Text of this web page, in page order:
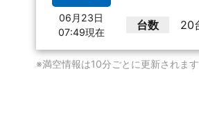
06月23日
07:49現在
台数 20
※満空情報は10分ごとに更新されま